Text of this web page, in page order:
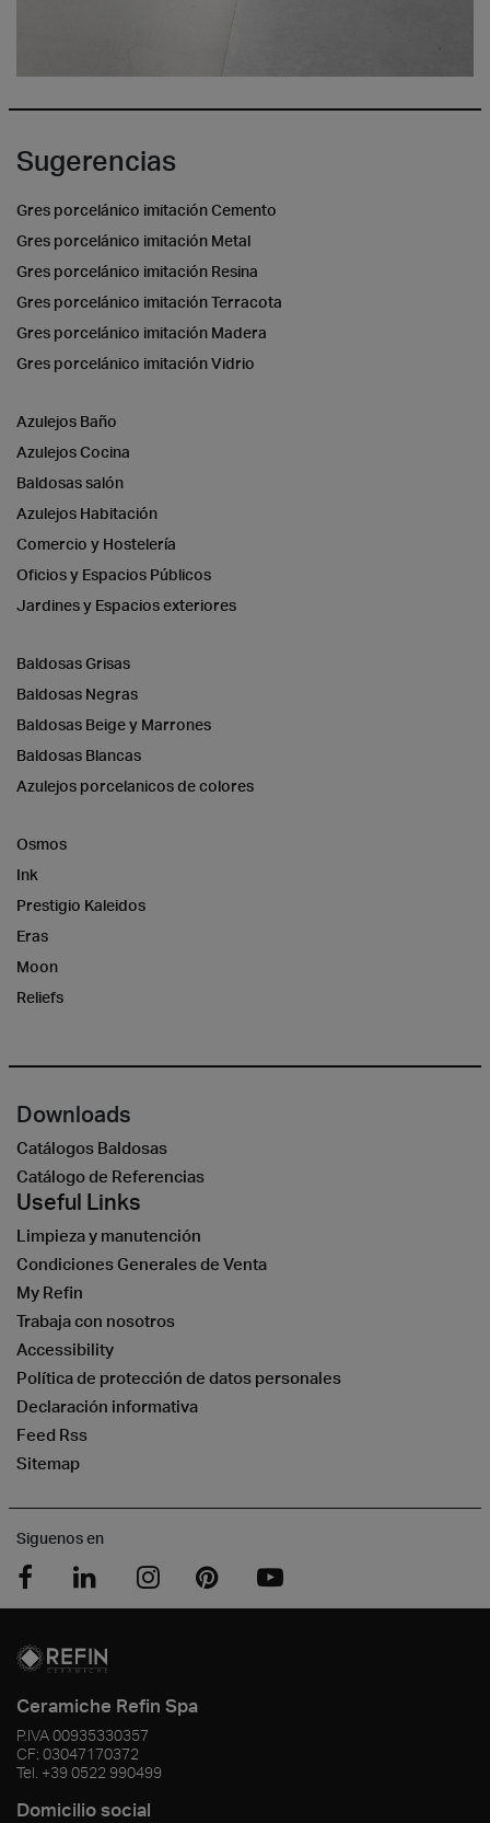
Sugerencias
Gres porcelánico imitación Cemento
Gres porcelánico imitación Metal
Gres porcelánico imitación Resina
Gres porcelánico imitación Terracota
Gres porcelánico imitación Madera
Gres porcelánico imitación Vidrio
Azulejos Baño
Azulejos Cocina
Baldosas salón
Azulejos Habitación
Comercio y Hostelería
Oficios y Espacios Públicos
Jardines y Espacios exteriores
Baldosas Grisas
Baldosas Negras
Baldosas Beige y Marrones
Baldosas Blancas
Azulejos porcelanicos de colores
Osmos
Ink
Prestigio Kaleidos
Eras
Moon
Reliefs
Downloads
Catálogos Baldosas
Catálogo de Referencias
Useful Links
Limpieza y manutención
Condiciones Generales de Venta
My Refin
Trabaja con nosotros
Accessibility
Política de protección de datos personales
Declaración informativa
Feed Rss
Sitemap
Siguenos en
Ceramiche Refin Spa
P.IVA00935330357
CF: 03047170372
Tel. +39 0522 990499
Domicilio social